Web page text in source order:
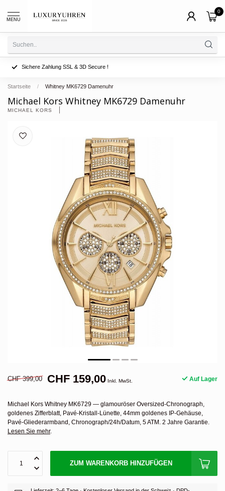
MENU
0
Sichere Zahlung SSL & 3D Secure !
Startseite / Whitney MK6729 Damenuhr
Michael Kors Whitney MK6729 Damenuhr
MICHAEL KORS
CHF 399,00 CHF 159,00 Inkl. MwSt. Auf Lager
Michael Kors Whitney MK6729 — glamouröser Oversized-Chronograph,
goldenes Zifferblatt, Pavé-Kristall-Lünette, 44mm goldenes IP-Gehäuse,
Pavé-Gliederarmband, Chronograph/24h/Datum, 5 ATM. 2 Jahre Garantie.
Lesen Sie mehr.
ZUM WARENKORB HINZUFÜGEN